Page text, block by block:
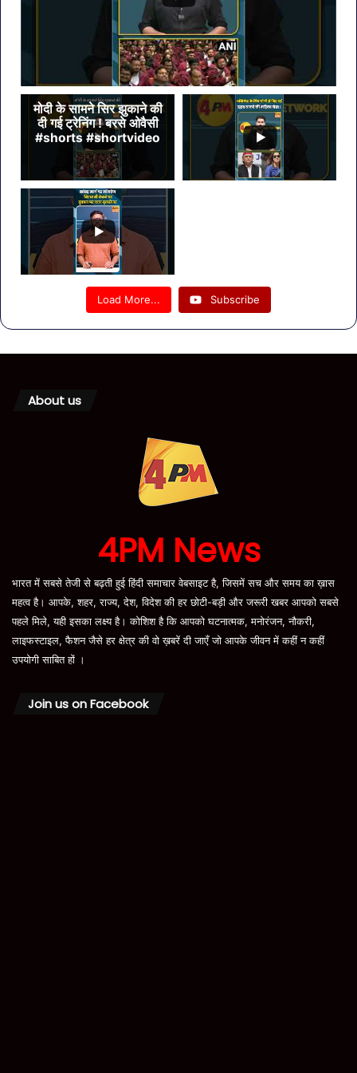
मोदी के सामने सिर झुकाने की
दी गई ट्रेनिंग ! बरसे ओवैसी
#shorts #shortvideo
Load More... Subscribe
About us
4PM News
भारत में सबसे तेजी से बढ़ती हुई हिंदी समाचार वेबसाइट है, जिसमें सच और समय का ख़ास
महत्व है। आपके, शहर, राज्य, देश, विदेश की हर छोटी-बड़ी और जरूरी खबर आपको सबसे
पहले मिले, यही इसका लक्ष्य है। कोशिश है कि आपको घटनात्मक, मनोरंजन, नौकरी,
लाइफस्टाइल, फैशन जैसे हर क्षेत्र की वो ख़बरें दी जाएँ जो आपके जीवन में कहीं न कहीं
उपयोगी साबित हों ।
Join us on Facebook